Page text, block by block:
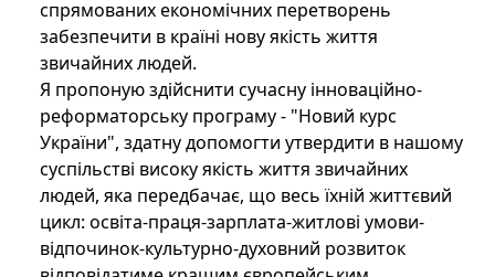
спрямованих економічних перетворень
забезпечити в країні нову якість життя
звичайних людей.
Я пропоную здійснити сучасну інноваційно-
реформаторську програму - "Новий курс
України", здатну допомогти утвердити в нашому
суспільстві високу якість життя звичайних
людей, яка передбачає, що весь їхній життєвий
цикл: освіта-праця-зарплата-житлові умови-
відпочинок-культурно-духовний розвиток